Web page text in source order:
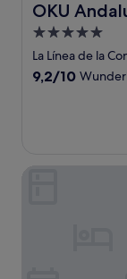
OKU
OKU
5.0-
Sterne-
Unterkunft
La Línea de la
9.2
9,2/10